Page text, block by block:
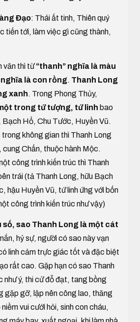
Đạo: Thái ất tinh, Thiên quý
tiến tới, làm việc gì cũng thành,
văn thì từ“thanh” nghĩa là màu
nghĩa là con rồng. Thanh Long
xanh. Trong Phong Thủy,
trong tứ tượng, tứ linh bao
Bạch Hổ, Chu Tước, Huyền Vũ.
không gian thì Thanh Long
Chấn, thuộc hành Mộc.
công trình kiến trúc thì Thanh
trái (tả Thanh Long, hữu Bạch
hậu Huyền Vũ, tứ linh ứng với bốn
công trình kiến trúc như vậy)
số, sao Thanh Long là một cát
hỷ sự, người có sao này vạn
linh cảm trực giác tốt và đặc biệt
rất cao. Gặp hạn có sao Thanh
như ý, thi cử đỗ đạt, tang bồng
gặp gỡ, lập nên công lao, thăng
vui cưới hỏi, sinh con cháu,